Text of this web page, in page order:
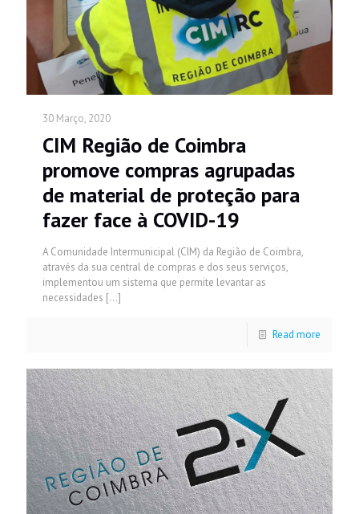
30 Março, 2020
CIM Região de Coimbra
promove compras agrupadas
de material de proteção para
fazer face à COVID-19
A Comunidade Intermunicipal (CIM) da Região de Coimbra,
através da sua central de compras e dos seus serviços,
implementou um sistema que permite levantar as
necessidades […]
Read more